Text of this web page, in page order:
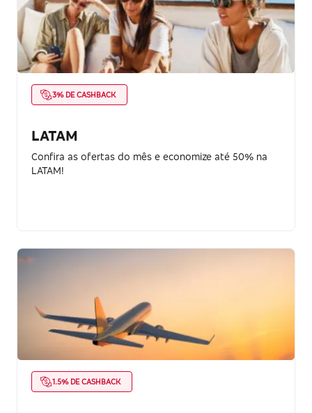
3% DE CASHBACK
LATAM
Confira as ofertas do mês e economize até 50% na
LATAM!
1.5% DE CASHBACK